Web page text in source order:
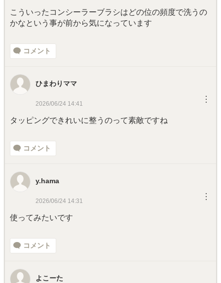
こういったコンシーラーブラシはどの位の頻度で洗うの
かなという事が前から気になっています
コメント
ひまわりママ
2026/06/24 14:41 ︙
タッピングできれいに整うのって素敵ですね
コメント
y.hama
2026/06/24 14:31 ︙
使ってみたいです
コメント
よこーた